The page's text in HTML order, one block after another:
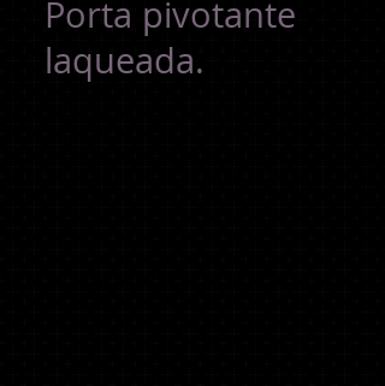
Porta pivotante
laqueada.